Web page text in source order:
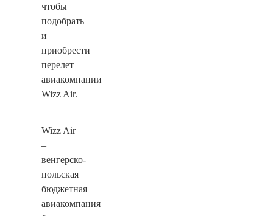
чтобы
подобрать
и
приобрести
перелет
авиакомпании
Wizz Air.
Wizz Air
–
венгерско-
польская
бюджетная
авиакомпания